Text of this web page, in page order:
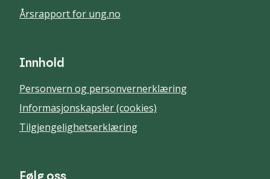
Årsrapport for ung.no
Innhold
Personvern og personvernerklæring
Informasjonskapsler (cookies)
Tilgjengelighetserklæring